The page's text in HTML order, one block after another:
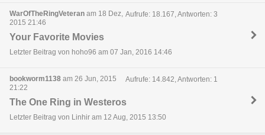
WarOfTheRingVeteran am 18 Dez,
2015 21:46
Aufrufe: 18.167, Antworten: 3
Your Favorite Movies
Letzter Beitrag von hoho96 am 07 Jan, 2016 14:46
bookworm1138 am 26 Jun, 2015
21:22
Aufrufe: 14.842, Antworten: 1
The One Ring in Westeros
Letzter Beitrag von Linhir am 12 Aug, 2015 13:50